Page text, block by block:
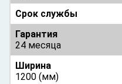
Срок службы
Гарантия
24 месяца
Ширина
1200 (мм)